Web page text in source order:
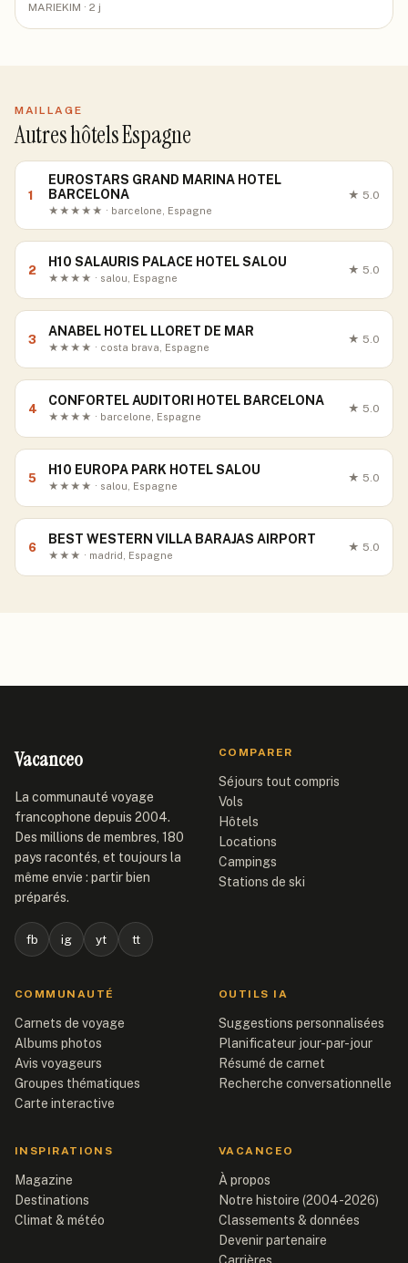
MARIEKIM · 2 j
MAILLAGE
Autres hôtels Espagne
1
EUROSTARS GRAND MARINA HOTEL
BARCELONA
★★★★★ · barcelone, Espagne
★ 5.0
2
H10 SALAURIS PALACE HOTEL SALOU
★★★★ · salou, Espagne
★ 5.0
3
ANABEL HOTEL LLORET DE MAR
★★★★ · costa brava, Espagne
★ 5.0
4
CONFORTEL AUDITORI HOTEL BARCELONA
★★★★ · barcelone, Espagne
★ 5.0
5
H10 EUROPA PARK HOTEL SALOU
★★★★ · salou, Espagne
★ 5.0
6
BEST WESTERN VILLA BARAJAS AIRPORT
★★★ · madrid, Espagne
★ 5.0
Vacanceo
La communauté voyage
francophone depuis 2004.
Des millions de membres, 180
pays racontés, et toujours la
même envie : partir bien
préparés.
fb ig yt tt
COMPARER
Séjours tout compris
Vols
Hôtels
Locations
Campings
Stations de ski
COMMUNAUTÉ
Carnets de voyage
Albums photos
Avis voyageurs
Groupes thématiques
Carte interactive
OUTILS IA
Suggestions personnalisées
Planificateur jour-par-jour
Résumé de carnet
Recherche conversationnelle
INSPIRATIONS
Magazine
Destinations
Climat & météo
VACANCEO
À propos
Notre histoire (2004-2026)
Classements & données
Devenir partenaire